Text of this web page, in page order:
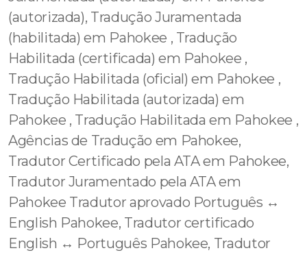
(autorizada), Tradução Juramentada
(habilitada) em Pahokee , Tradução
Habilitada (certificada) em Pahokee ,
Tradução Habilitada (oficial) em Pahokee ,
Tradução Habilitada (autorizada) em
Pahokee , Tradução Habilitada em Pahokee ,
Agências de Tradução em Pahokee,
Tradutor Certificado pela ATA em Pahokee,
Tradutor Juramentado pela ATA em
Pahokee Tradutor aprovado Português ↔️
English Pahokee, Tradutor certificado
English ↔️ Português Pahokee, Tradutor